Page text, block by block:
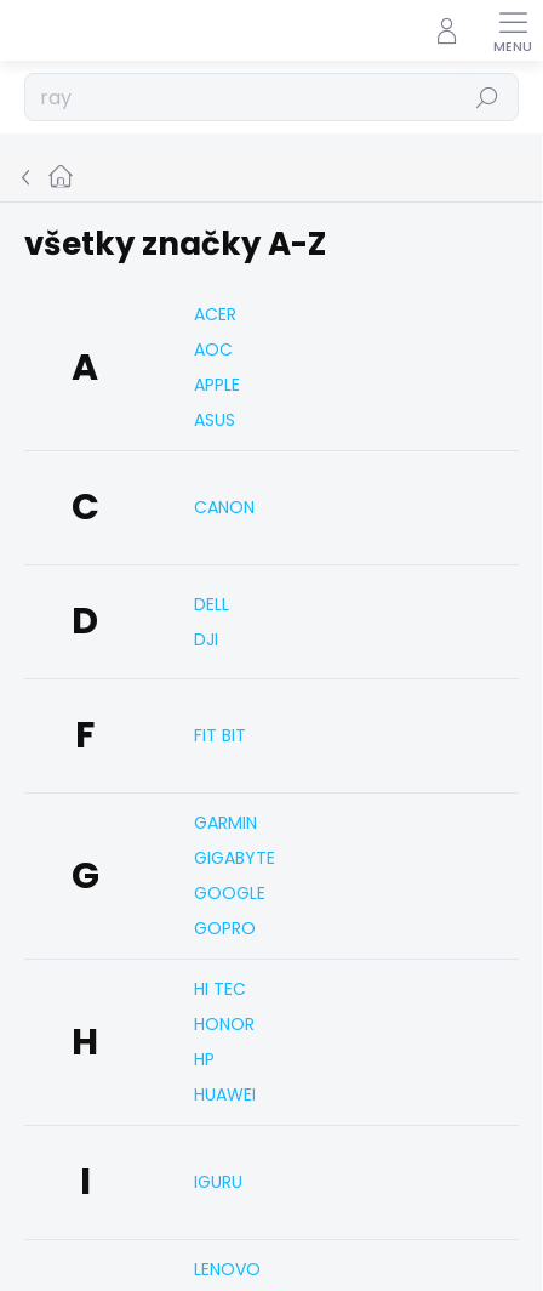
Hľadať
Domov
všetky značky A-Z
A
ACER
AOC
APPLE
ASUS
C CANON
D
DELL
DJI
F FIT BIT
G
GARMIN
GIGABYTE
GOOGLE
GOPRO
H
HI TEC
HONOR
HP
HUAWEI
I IGURU
LENOVO